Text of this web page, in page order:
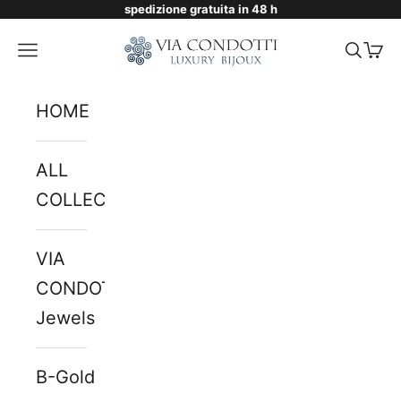
Skip to contentspedizione gratuita in 48 h
Via Condotti Store
Navigation menu Search
Cart
HOME
ALL
COLLECTIONS
VIA
CONDOTTI
Jewels
B-Gold